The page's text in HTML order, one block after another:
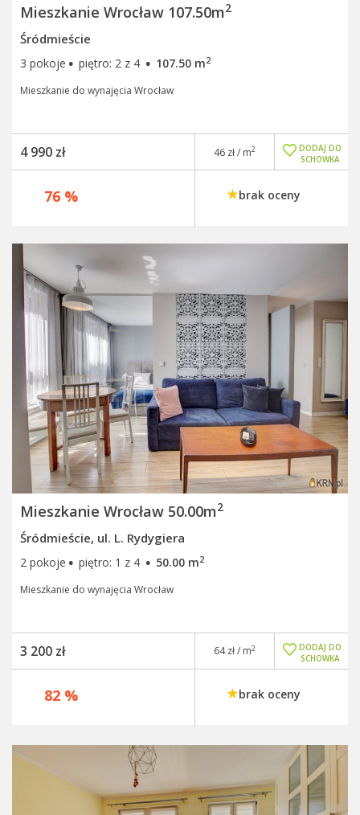
Mieszkanie Wrocław 107.50m2
Śródmieście
3 pokoje · piętro: 2 z 4 · 107.50 m2
Mieszkanie do wynajęcia Wrocław
4 990 zł
DODAJ DO
SCHOWKA
46 zł / m2
76 % brak oceny
Mieszkanie Wrocław 50.00m2
Śródmieście, ul. L. Rydygiera
2 pokoje · piętro: 1 z 4 · 50.00 m2
Mieszkanie do wynajęcia Wrocław
3 200 zł
DODAJ DO
SCHOWKA
64 zł / m2
82 % brak oceny